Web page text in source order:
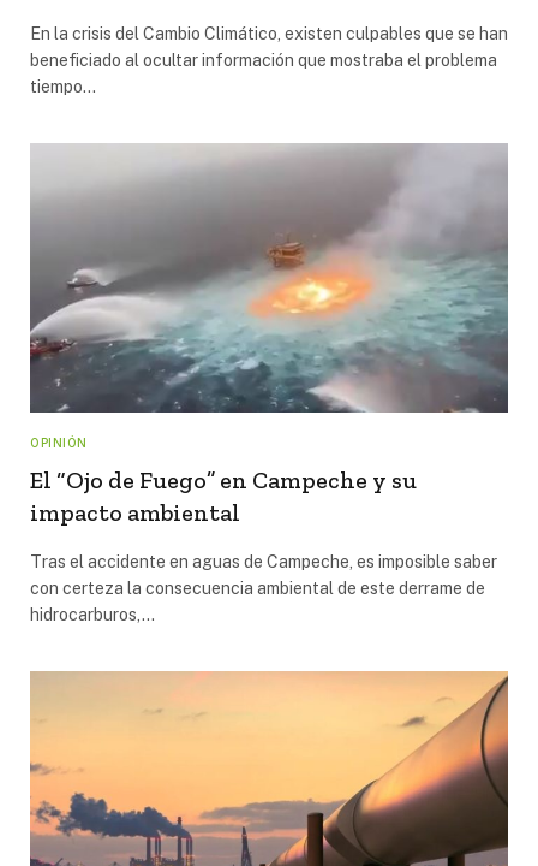
En la crisis del Cambio Climático, existen culpables que se han
beneficiado al ocultar información que mostraba el problema
tiempo…
OPINIÓN
El “Ojo de Fuego” en Campeche y su
impacto ambiental
Tras el accidente en aguas de Campeche, es imposible saber
con certeza la consecuencia ambiental de este derrame de
hidrocarburos,…